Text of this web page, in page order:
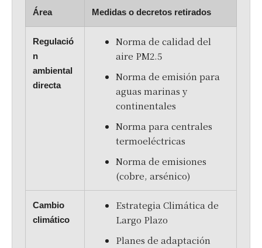
Área Medidas o decretos retirados
Regulació
n
ambiental
directa
Norma de calidad del
aire PM2.5
Norma de emisión para
aguas marinas y
continentales
Norma para centrales
termoeléctricas
Norma de emisiones
(cobre, arsénico)
Cambio
climático
Estrategia Climática de
Largo Plazo
Planes de adaptación